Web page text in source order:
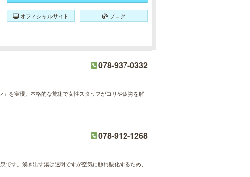
オフィシャルサイト ブログ
078-937-0332
を実現。本格的な施術で女性スタッフがコリや疲労を解
078-912-1268
す。湧き出す湯は透明ですが空気に触れ酸化するため、